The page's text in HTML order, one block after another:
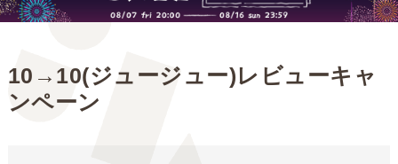
10→10(ジュージュー)レビューキャ
ンペーン